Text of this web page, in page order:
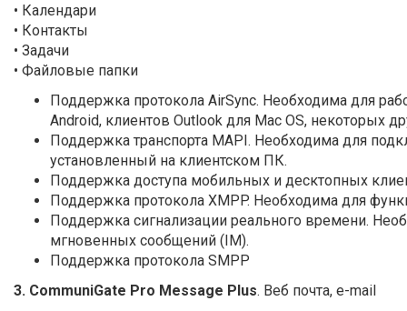
• Календари
• Контакты
• Задачи
• Файловые папки
Поддержка протокола AirSync. Необходима для
Android, клиентов Outlook для Mac OS, некоторых
Поддержка транспорта MAPI. Необходима для
установленный на клиентском ПК.
Поддержка доступа мобильных и десктопных
Поддержка протокола XMPP. Необходима для
Поддержка сигнализации реального времени.
мгновенных сообщений (IM).
Поддержка протокола SMPP
3. CommuniGate Pro Message Plus. Веб почта, e-mail